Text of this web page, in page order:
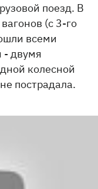
поезд. В
(с 3-го
всеми
- двумя
колесной
пострадала.